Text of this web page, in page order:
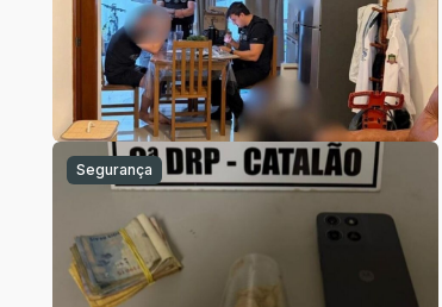
Segurança